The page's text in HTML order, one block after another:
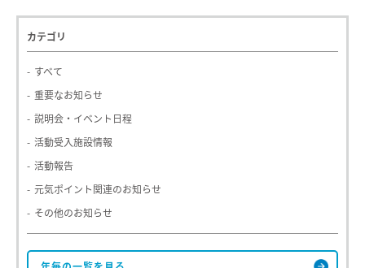
カテゴリ
すべて
重要なお知らせ
説明会・イベント日程
活動受入施設情報
活動報告
元気ポイント関連のお知らせ
その他のお知らせ